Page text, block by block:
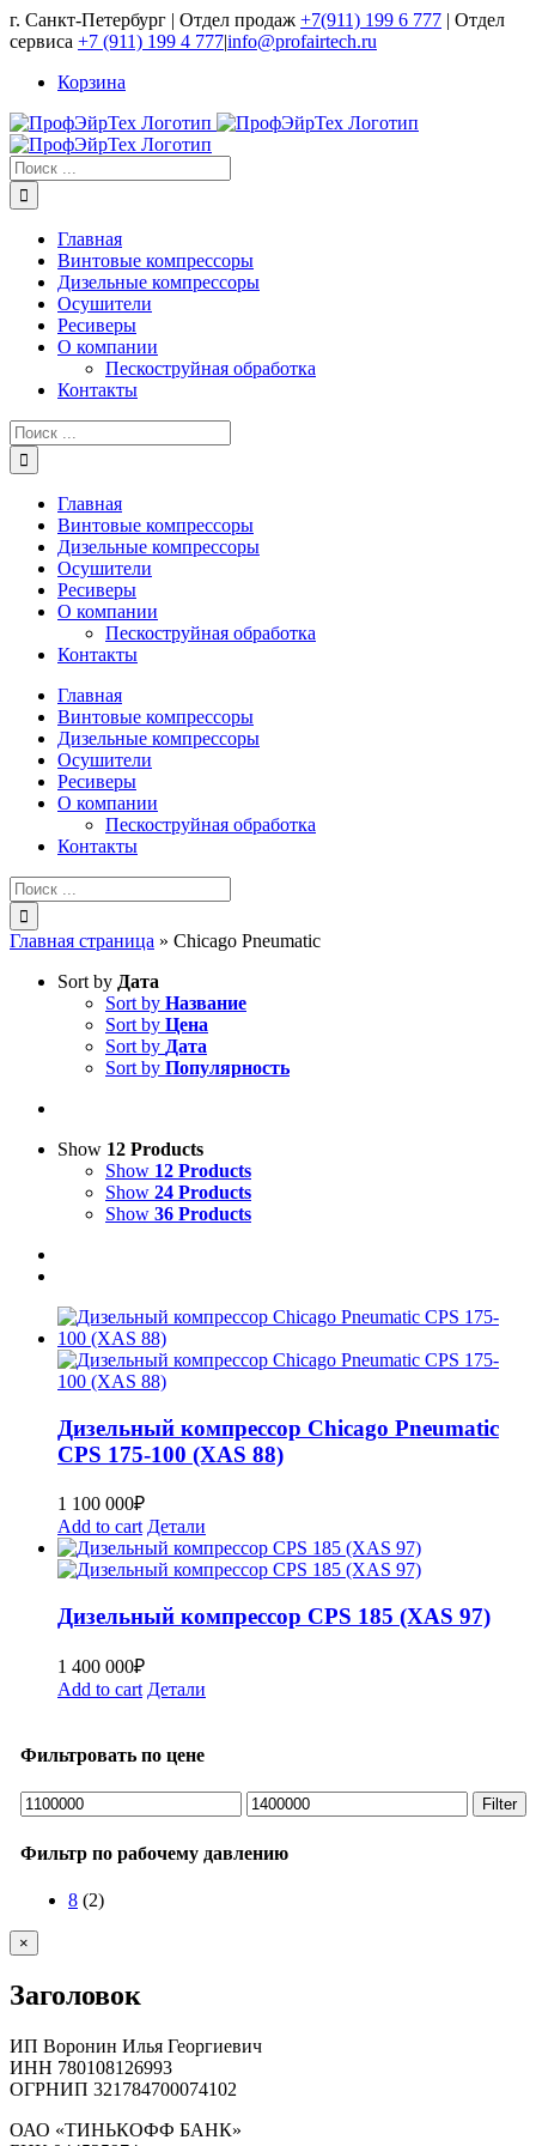
Skip
to
г. Санкт-Петербург | Отдел продаж +7(911) 199 6 777 | Отдел
сервиса +7 (911) 199 4 777|info@profairtech.ru
Корзина
Результат
поиска:
Главная
Винтовые компрессоры
Дизельные компрессоры
Осушители
Ресиверы
О компании
Пескоструйная обработка
Контакты
Результат
поиска:
Главная
Винтовые компрессоры
Дизельные компрессоры
Осушители
Ресиверы
О компании
Пескоструйная обработка
Контакты
Главная
Винтовые компрессоры
Дизельные компрессоры
Осушители
Ресиверы
О компании
Пескоструйная обработка
Контакты
Результат
поиска:
Главная страница » Chicago Pneumatic
Sort by Дата
Sort by Название
Sort by Цена
Sort by Дата
Sort by Популярность
Show 12 Products
Show 12 Products
Show 24 Products
Show 36 Products
Дизельный компрессор Chicago Pneumatic
CPS 175-100 (XAS 88)
1 100 000₽
Add to cart Детали
Дизельный компрессор CPS 185 (XAS 97)
1 400 000₽
Add to cart Детали
Фильтровать по цене
Min
price
Max
price
Filter
Фильтр по рабочему давлению
8 (2)
Close
product
view
×
Заголовок
ИП Воронин Илья Георгиевич
ИНН 780108126993
ОГРНИП 321784700074102
ОАО «ТИНЬКОФФ БАНК»